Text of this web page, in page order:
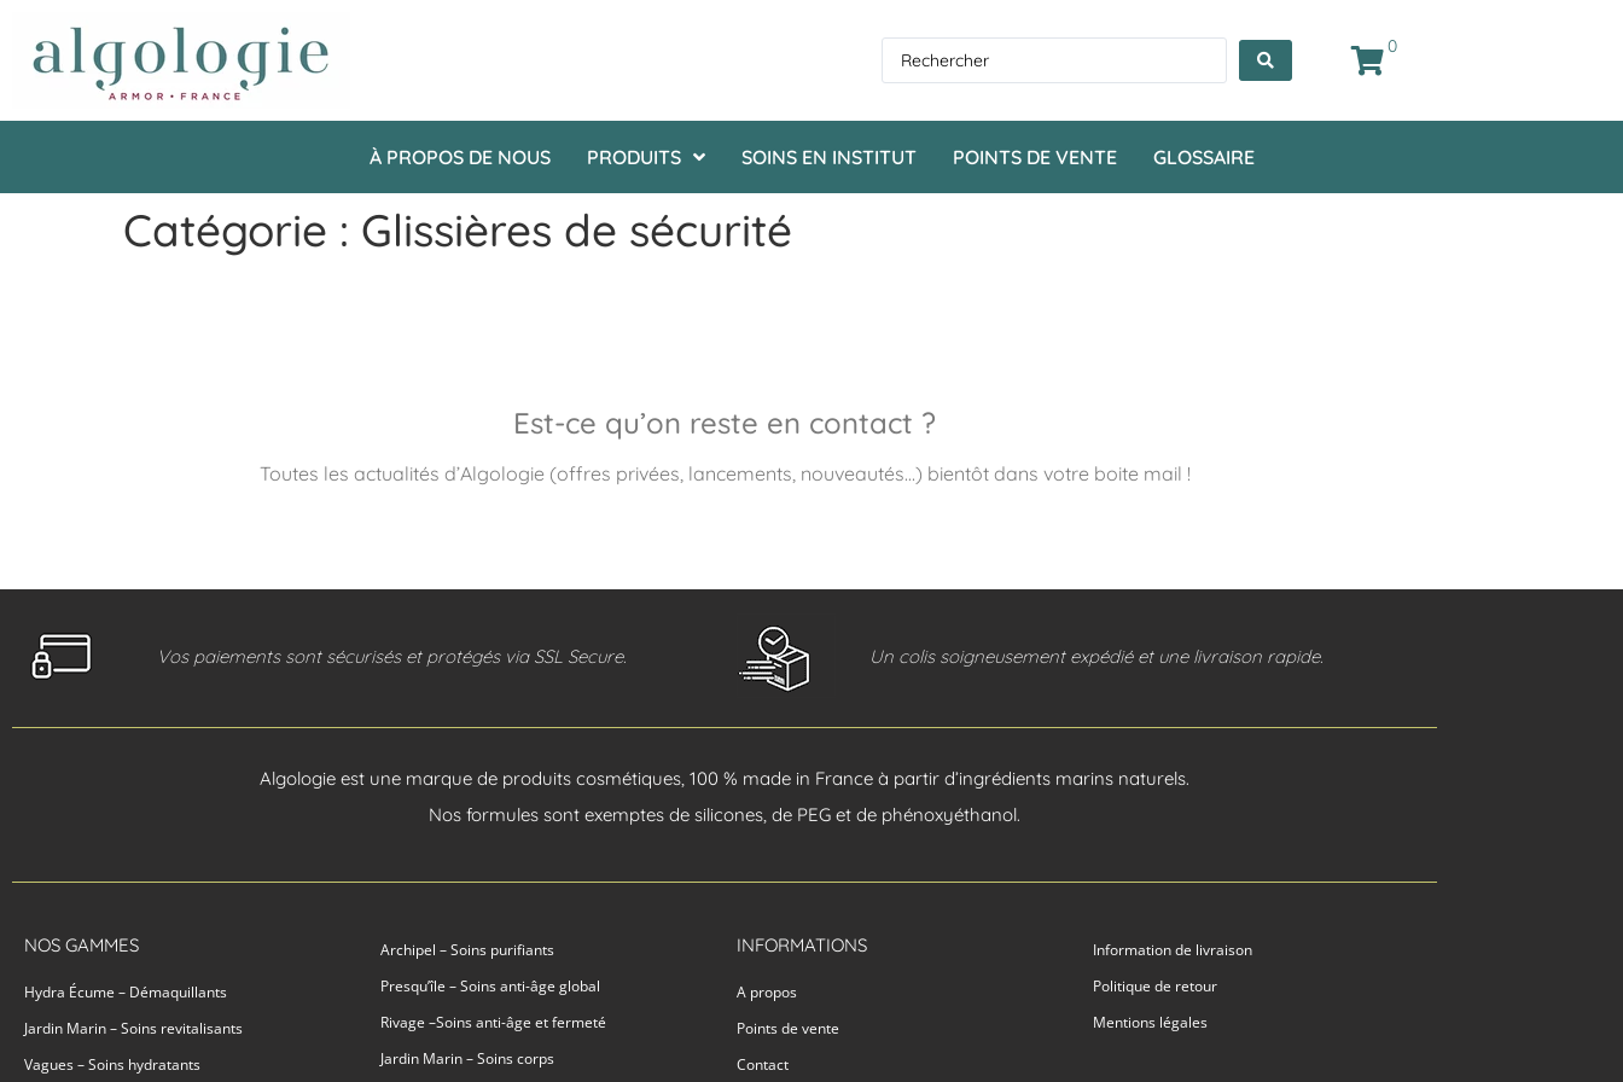
0
À PROPOS DE NOUS PRODUITS SOINS EN INSTITUT POINTS DE VENTE GLOSSAIRE
Catégorie : Glissières de sécurité
Est-ce qu’on reste en contact ?
Toutes les actualités d’Algologie (offres privées, lancements, nouveautés…) bientôt dans votre boite mail !
Vos paiements sont sécurisés et protégés via SSL Secure. Un colis soigneusement expédié et une livraison rapide.
Algologie est une marque de produits cosmétiques, 100 % made in France à partir d’ingrédients marins naturels.
Nos formules sont exemptes de silicones, de PEG et de phénoxyéthanol.
NOS GAMMES
Hydra Écume – Démaquillants
Jardin Marin – Soins revitalisants
Vagues – Soins hydratants
Archipel – Soins purifiants
Presqu’île – Soins anti-âge global
Rivage –Soins anti-âge et fermeté
Jardin Marin – Soins corps
INFORMATIONS
A propos
Points de vente
Contact
Information de livraison
Politique de retour
Mentions légales